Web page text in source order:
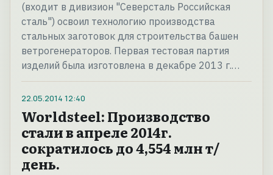
(входит в дивизион "Северсталь Российская
сталь") освоил технологию производства
стальных заготовок для строительства башен
ветрогенераторов. Первая тестовая партия
изделий была изготовлена в декабре 2013 г.…
22.05.2014 12:40
Worldsteel: Производство
стали в апреле 2014г.
сократилось до 4,554 млн т/
день.